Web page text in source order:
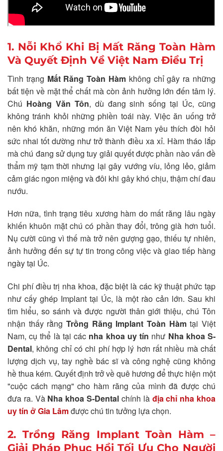
1. Nỗi Khổ Khi Bị Mất Răng Toàn Hàm
Và Quyết Định Về Việt Nam Điều Trị
Tình trạng Mất Răng Toàn Hàm không chỉ gây ra những
bất tiện về mặt thể chất mà còn ảnh hưởng lớn đến tâm lý.
Chú Hoàng Văn Tôn, dù đang sinh sống tại Úc, cũng
không tránh khỏi những phiền toái này. Việc ăn uống trở
nên khó khăn, những món ăn Việt Nam yêu thích đòi hỏi
sức nhai tốt dường như trở thành điều xa xỉ. Hàm tháo lắp
mà chú đang sử dụng tuy giải quyết được phần nào vấn đề
thẩm mỹ tạm thời nhưng lại gây vướng víu, lỏng lẻo, giảm
cảm giác ngon miệng và đôi khi gây khó chịu, thậm chí đau
nướu.
Hơn nữa, tình trạng tiêu xương hàm do mất răng lâu ngày
khiến khuôn mặt chú có phần thay đổi, trông già hơn tuổi.
Nụ cười cũng vì thế mà trở nên gượng gạo, thiếu tự nhiên,
ảnh hưởng đến sự tự tin trong công việc và giao tiếp hàng
ngày tại Úc.
Chi phí điều trị nha khoa, đặc biệt là các kỹ thuật phức tạp
như cấy ghép Implant tại Úc, là một rào cản lớn. Sau khi
tìm hiểu, so sánh và được người thân giới thiệu, chú Tôn
nhận thấy rằng Trồng Răng Implant Toàn Hàmtại Việt
Nam, cụ thể là tại các nha khoa uy tín như Nha khoa S-
Dental, không chỉ có chi phí hợp lý hơn rất nhiều mà chất
lượng dịch vụ, tay nghề bác sĩ và công nghệ cũng không
hề thua kém. Quyết định trở về quê hương để thực hiện một
"cuộc cách mạng" cho hàm răng của mình đã được chú
đưa ra. Và Nha khoa S-Dental chính là địa chỉ nha khoa
uy tín ở Gia Lâmđược chú tin tưởng lựa chọn.
2. Trồng Răng Implant Toàn Hàm –
Giải Pháp Phục Hồi Tối Ưu Cho Người